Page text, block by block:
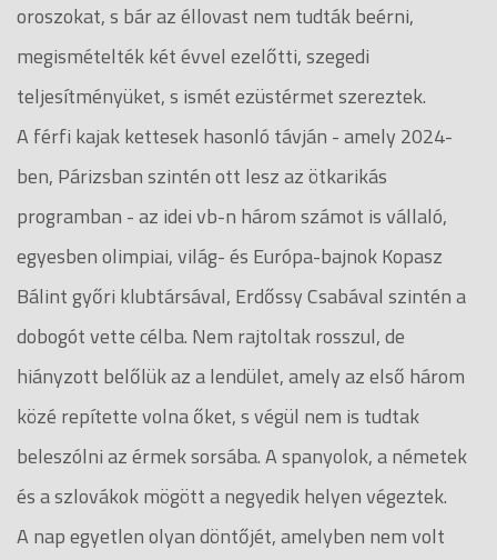
oroszokat, s bár az éllovast nem tudták beérni,
megismételték két évvel ezelőtti, szegedi
teljesítményüket, s ismét ezüstérmet szereztek.
A férfi kajak kettesek hasonló távján - amely 2024-
ben, Párizsban szintén ott lesz az ötkarikás
programban - az idei vb-n három számot is vállaló,
egyesben olimpiai, világ- és Európa-bajnok Kopasz
Bálint győri klubtársával, Erdőssy Csabával szintén a
dobogót vette célba. Nem rajtoltak rosszul, de
hiányzott belőlük az a lendület, amely az első három
közé repítette volna őket, s végül nem is tudtak
beleszólni az érmek sorsába. A spanyolok, a németek
és a szlovákok mögött a negyedik helyen végeztek.
A nap egyetlen olyan döntőjét, amelyben nem volt